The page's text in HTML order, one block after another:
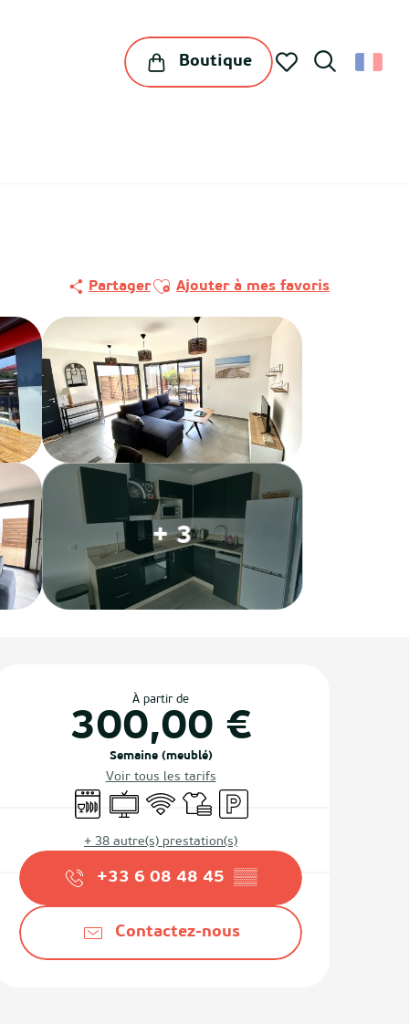
Boutique
PartagerAjouter aux favoris
Ajouter à mes favoris
+ 3
Ouverture et coordonnées
À partir de
300,00 €
Semaine (meublé)
Voir tous les tarifs
Lave vaisselle
Télévision
WiFi Draps et linge
Parking
+ 38 autre(s) prestation(s)
+33 6 08 48 45 ▒▒
Contactez-nous